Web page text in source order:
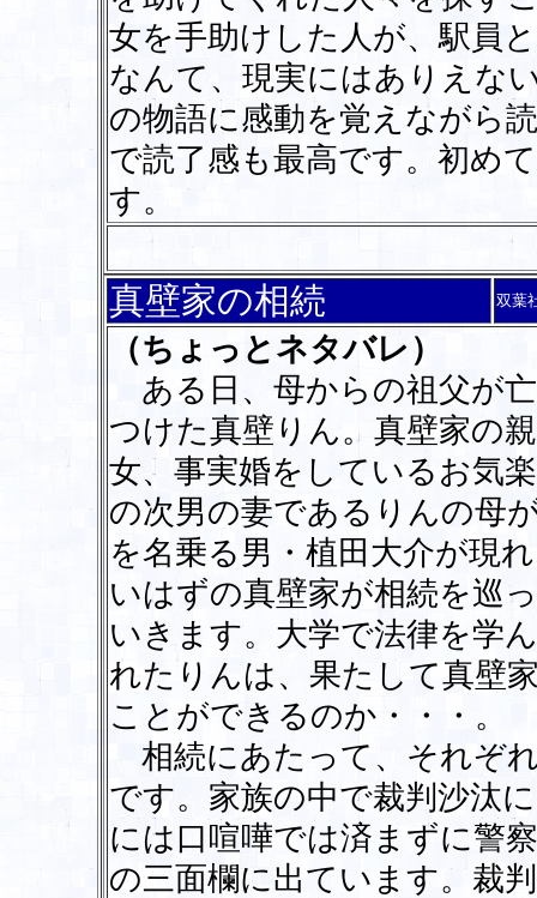
女を手助けした人が、駅員
なんて、現実にはありえな
の物語に感動を覚えながら
で読了感も最高です。初め
す。
真壁家の相続 双葉
（ちょっとネタバレ）
ある日、母からの祖父が
つけた真壁りん。真壁家の
女、事実婚をしているお気
の次男の妻であるりんの母
を名乗る男・植田大介が現
いはずの真壁家が相続を巡
いきます。大学で法律を学
れたりんは、果たして真壁
ことができるのか・・・。
相続にあたって、それぞ
です。家族の中で裁判沙汰
には口喧嘩では済まずに警
の三面欄に出ています。裁